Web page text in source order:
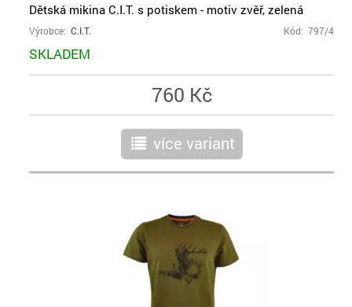
Dětská mikina C.I.T. s potiskem - motiv zvěř, zelená
Výrobce: C.I.T. Kód: 797/4
SKLADEM
760 Kč
r více variant